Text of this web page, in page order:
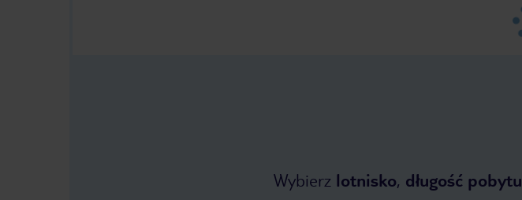
Wybierz lotnisko, długość pobytu